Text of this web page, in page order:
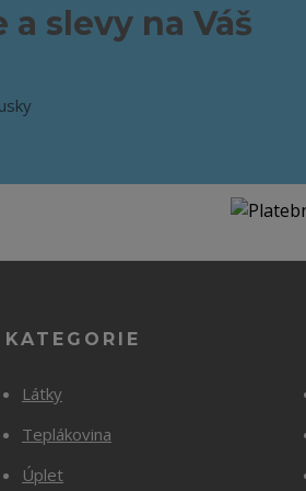
slevy na Váš
KATEGORIE
Látky
Teplákovina
Úplet